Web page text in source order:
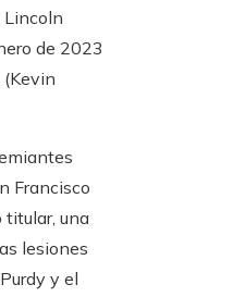
Lincoln
de 2023
(Kevin
Francisco
titular, una
lesiones
y el